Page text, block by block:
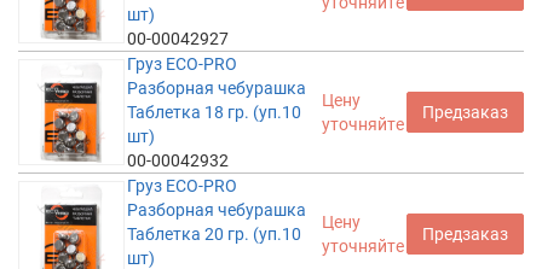
шт)
00-00042927
Груз ECO-PRO
Разборная чебурашка
Таблетка 18 гр. (уп.10
шт)
00-00042932
Цену
уточняйте
Предзаказ
Груз ECO-PRO
Разборная чебурашка
Таблетка 20 гр. (уп.10
шт)
Цену
уточняйте
Предзаказ